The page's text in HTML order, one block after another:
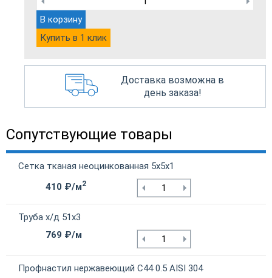
В корзину
Купить в 1 клик
Доставка возможна в
день заказа!
Сопутствующие товары
Сетка тканая неоцинкованная 5х5х1
410 ₽/м2
Труба х/д 51х3
769 ₽/м
Профнастил нержавеющий С44 0.5 AISI 304